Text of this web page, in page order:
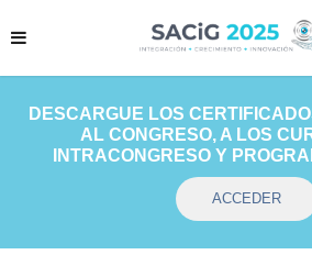
DESCARGUE LOS
AL CONGRESO, A LOS
INTRACONGRESO Y
ACCEDER